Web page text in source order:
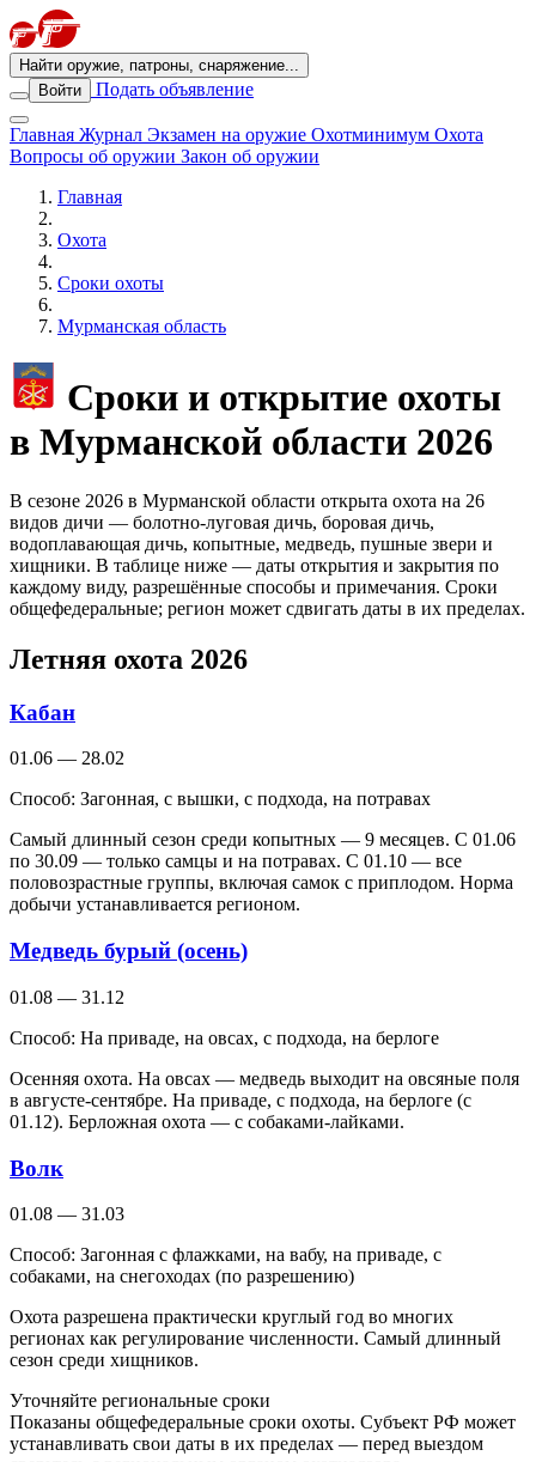
Найти оружие, патроны, снаряжение...
Войти
Подать объявление
Главная Журнал Экзамен на оружие Охотминимум Охота
Вопросы об оружии Закон об оружии
Главная
Охота
Сроки охоты
Мурманская область
Сроки и открытие охоты
в Мурманской области 2026
В сезоне 2026 в Мурманской области открыта охота на 26
видов дичи — болотно-луговая дичь, боровая дичь,
водоплавающая дичь, копытные, медведь, пушные звери и
хищники. В таблице ниже — даты открытия и закрытия по
каждому виду, разрешённые способы и примечания. Сроки
общефедеральные; регион может сдвигать даты в их пределах.
Летняя охота 2026
Кабан
01.06 — 28.02
Способ: Загонная, с вышки, с подхода, на потравах
Самый длинный сезон среди копытных — 9 месяцев. С 01.06
по 30.09 — только самцы и на потравах. С 01.10 — все
половозрастные группы, включая самок с приплодом. Норма
добычи устанавливается регионом.
Медведь бурый (осень)
01.08 — 31.12
Способ: На приваде, на овсах, с подхода, на берлоге
Осенняя охота. На овсах — медведь выходит на овсяные поля
в августе-сентябре. На приваде, с подхода, на берлоге (с
01.12). Берложная охота — с собаками-лайками.
Волк
01.08 — 31.03
Способ: Загонная с флажками, на вабу, на приваде, с
собаками, на снегоходах (по разрешению)
Охота разрешена практически круглый год во многих
регионах как регулирование численности. Самый длинный
сезон среди хищников.
Уточняйте региональные сроки
Показаны общефедеральные сроки охоты. Субъект РФ может
устанавливать свои даты в их пределах — перед выездом